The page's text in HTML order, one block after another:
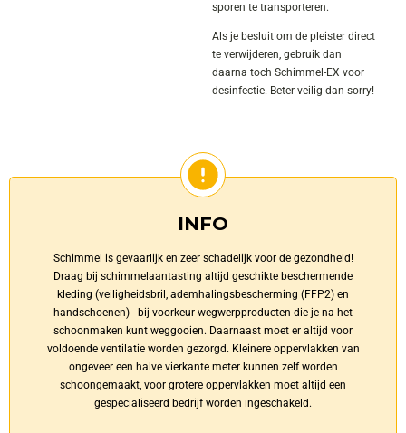
sporen te transporteren.
Als je besluit om de pleister direct
te verwijderen, gebruik dan
daarna toch Schimmel-EX voor
desinfectie. Beter veilig dan sorry!
INFO
Schimmel is gevaarlijk en zeer schadelijk voor de gezondheid!
Draag bij schimmelaantasting altijd geschikte beschermende
kleding (veiligheidsbril, ademhalingsbescherming (FFP2) en
handschoenen) - bij voorkeur wegwerpproducten die je na het
schoonmaken kunt weggooien. Daarnaast moet er altijd voor
voldoende ventilatie worden gezorgd. Kleinere oppervlakken van
ongeveer een halve vierkante meter kunnen zelf worden
schoongemaakt, voor grotere oppervlakken moet altijd een
gespecialiseerd bedrijf worden ingeschakeld.